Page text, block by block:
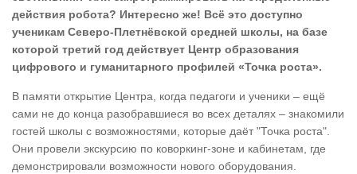
действия робота? Интересно же! Всё это доступно
ученикам Северо-Плетнёвской средней школы, на базе
которой третий год действует Центр образования
цифрового и гуманитарного профилей «Точка роста».
В памяти открытие Центра, когда педагоги и ученики – ещё
сами не до конца разобравшиеся во всех деталях – знакомили
гостей школы с возможностями, которые даёт "Точка роста".
Они провели экскурсию по коворкинг-зоне и кабинетам, где
демонстрировали возможности нового оборудования.